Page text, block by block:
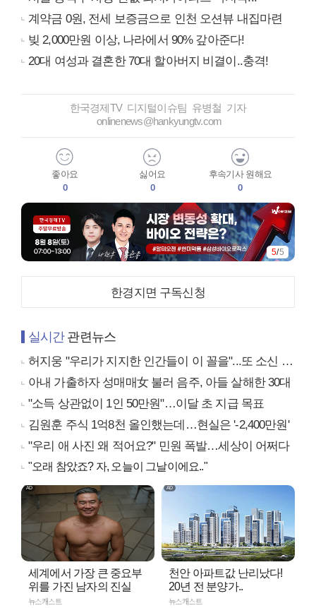
계약금 0원, 전세 보증금으로 인천 오션뷰 내집마련
빚 2,000만원 이상, 나라에서 90% 갚아준다!
20대 여성과 결혼한 70대 할아버지 비결이..충격!
한국경제TV 디지털이슈팀 유병철 기자
onlinenews@hankyungtv.com
좋아요
0
싫어요
0
후속기사 원해요
0
5/5
한경지면 구독신청
실시간관련뉴스
허지웅 "우리가 지지한 인간들이 이 꼴을"...또 소신 발언
아내 가출하자 성매매女 불러 음주, 아들 살해한 30대
"소득 상관없이 1인 50만원"…이달 초 지급 목표
김원훈 주식 1억8천 올인했는데…현실은 '-2,400만원'
"우리 애 사진 왜 적어요?" 민원 폭발…세상이 어쩌다
"오래 참았죠? 자, 오늘이 그날이에요.."
세계에서 가장 큰 중요부
위를 가진 남자의 진실
뉴스캐스트
천안 아파트값 난리났다!
20년 전 분양가..
뉴스캐스트